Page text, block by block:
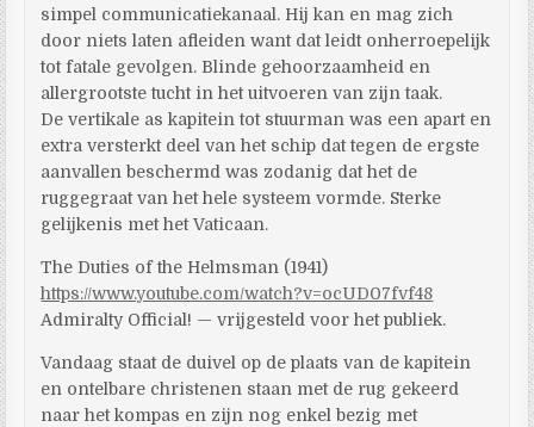
simpel communicatiekanaal. Hij kan en mag zich
door niets laten afleiden want dat leidt onherroepelijk
tot fatale gevolgen. Blinde gehoorzaamheid en
allergrootste tucht in het uitvoeren van zijn taak.
De vertikale as kapitein tot stuurman was een apart en
extra versterkt deel van het schip dat tegen de ergste
aanvallen beschermd was zodanig dat het de
ruggegraat van het hele systeem vormde. Sterke
gelijkenis met het Vaticaan.
The Duties of the Helmsman (1941)
https://www.youtube.com/watch?v=ocUD07fvf48
Admiralty Official! — vrijgesteld voor het publiek.
Vandaag staat de duivel op de plaats van de kapitein
en ontelbare christenen staan met de rug gekeerd
naar het kompas en zijn nog enkel bezig met